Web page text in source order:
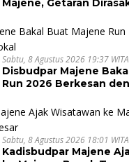
Majene, Getaran
Sabtu, 8 Agustus 2026 19:37 WITA
Disbudpar Majene
Run 2026 Berkesan
Sabtu, 8 Agustus 2026 18:01 WITA
Kadisbudpar Majene